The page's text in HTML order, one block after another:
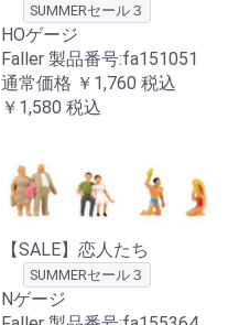
SUMMERセール３
HOゲージ
Faller 製品番号:fa151051
通常価格 ￥1,760 税込
￥1,580 税込
【SALE】恋人たち
SUMMERセール３
Nゲージ